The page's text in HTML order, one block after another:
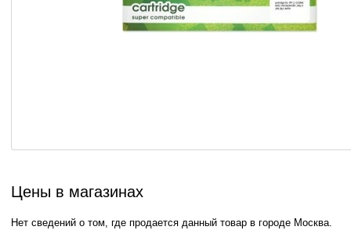
Цены в магазинах
Нет сведений о том, где продается данный товар в городе Москва.